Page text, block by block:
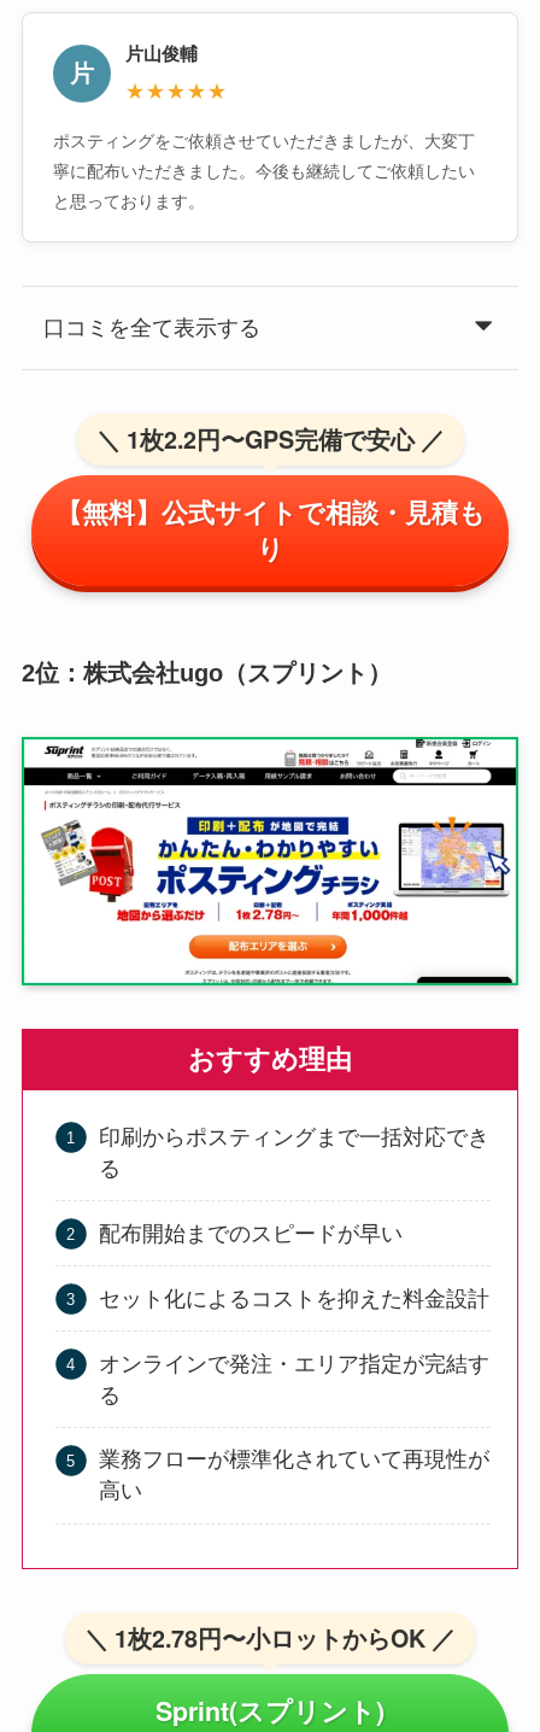
片
片山俊輔
★★★★★
ポスティングをご依頼させていただきましたが、大変丁
寧に配布いただきました。今後も継続してご依頼したい
と思っております。
口コミを全て表示する
＼ 1枚2.2円〜GPS完備で安心 ／
【無料】公式サイトで相談・見積も
り
2位：株式会社ugo（スプリント）
おすすめ理由
印刷からポスティングまで一括対応でき
る
配布開始までのスピードが早い
セット化によるコストを抑えた料金設計
オンラインで発注・エリア指定が完結す
る
業務フローが標準化されていて再現性が
高い
＼ 1枚2.78円〜小ロットからOK ／
Sprint(スプリント)